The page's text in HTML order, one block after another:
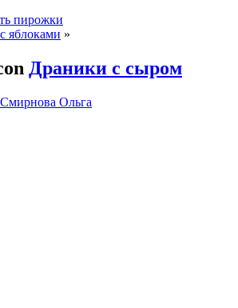
пирожки
яблоками »
Драники с сыром
Смирнова Ольга